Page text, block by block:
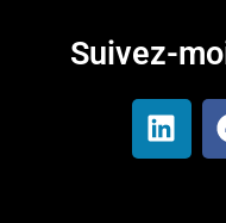
Suivez-
L
i